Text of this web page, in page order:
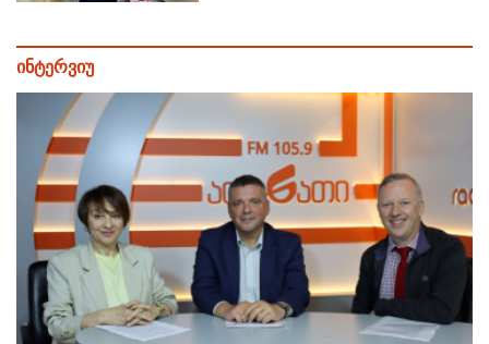
ინტერვიუ